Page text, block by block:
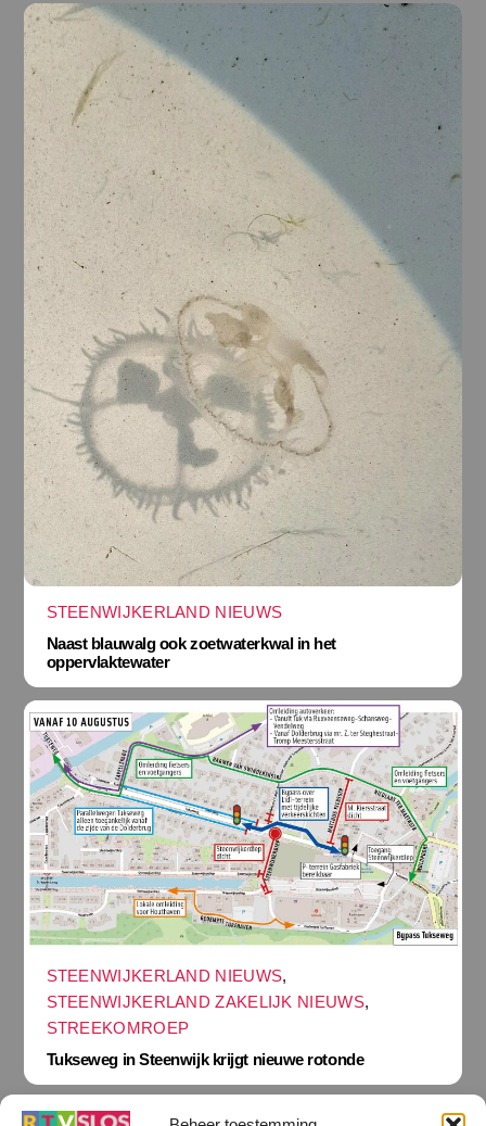
STEENWIJKERLAND NIEUWS
Naast blauwalg ook zoetwaterkwal in het
oppervlaktewater
STEENWIJKERLAND NIEUWS,
STEENWIJKERLAND ZAKELIJK NIEUWS,
STREEKOMROEP
Tukseweg in Steenwijk krijgt nieuwe rotonde